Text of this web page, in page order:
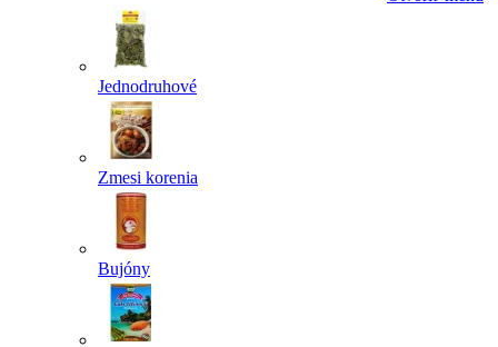
Jednodruhové
Zmesi korenia
Bujóny